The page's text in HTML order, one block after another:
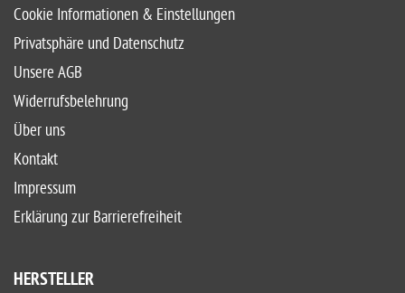
Cookie Informationen & Einstellungen
Privatsphäre und Datenschutz
Unsere AGB
Widerrufsbelehrung
Über uns
Kontakt
Impressum
Erklärung zur Barrierefreiheit
HERSTELLER